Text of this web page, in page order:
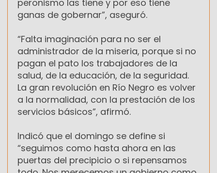
peronismo las tiene y por eso tiene
ganas de gobernar”, aseguró.
“Falta imaginación para no ser el
administrador de la miseria, porque si no
pagan el pato los trabajadores de la
salud, de la educación, de la seguridad.
La gran revolución en Río Negro es volver
a la normalidad, con la prestación de los
servicios básicos”, afirmó.
Indicó que el domingo se define si
“seguimos como hasta ahora en las
puertas del precipicio o si repensamos